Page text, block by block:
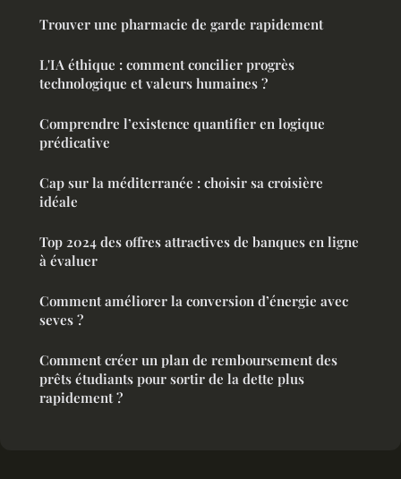
Trouver une pharmacie de garde rapidement
L'IA éthique : comment concilier progrès
technologique et valeurs humaines ?
Comprendre l’existence quantifier en logique
prédicative
Cap sur la méditerranée : choisir sa croisière
idéale
Top 2024 des offres attractives de banques en ligne
à évaluer
Comment améliorer la conversion d’énergie avec
seves ?
Comment créer un plan de remboursement des
prêts étudiants pour sortir de la dette plus
rapidement ?